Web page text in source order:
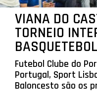
VIANA DO
TORNEIO
BASQUETEBOL
Futebol Clube do
Portugal, Sport
Baloncesto são os